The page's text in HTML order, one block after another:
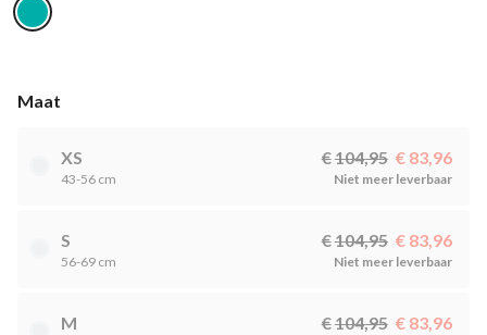
Maat
XS
43-56 cm
104,95 83,96
Niet meer leverbaar
S
56-69 cm
104,95 83,96
Niet meer leverbaar
M 104,95 83,96